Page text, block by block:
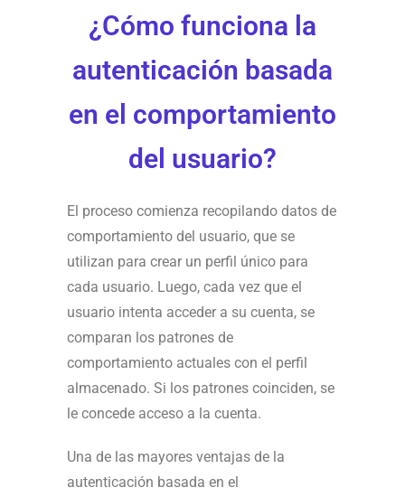
¿Cómo funciona la
autenticación basada
en el comportamiento
del usuario?
El proceso comienza recopilando datos de
comportamiento del usuario, que se
utilizan para crear un perfil único para
cada usuario. Luego, cada vez que el
usuario intenta acceder a su cuenta, se
comparan los patrones de
comportamiento actuales con el perfil
almacenado. Si los patrones coinciden, se
le concede acceso a la cuenta.
Una de las mayores ventajas de la
autenticación basada en el